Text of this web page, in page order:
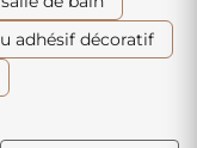
chaleureuse et
ou le bureau, nos
pour ajouter du
et simples à
adhésif décoratif